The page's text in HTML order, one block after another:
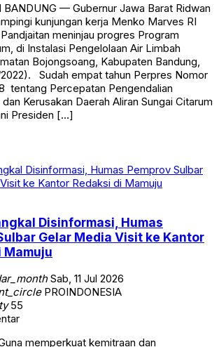
BANDUNG — Gubernur Jawa Barat Ridwan
kunjungan kerja Menko Marves RI
meninjau progres Program
di Instalasi Pengelolaan Air Limbah
Bojongsoang, Kabupaten Bandung,
Sudah empat tahun Perpres Nomor
tentang Percepatan Pengendalian
Kerusakan Daerah Aliran Sungai Citarum
Presiden […]
Disinformasi, Humas
Gelar Media Visit ke Kantor
Mamuju
Sab, 11 Jul 2026
PROINDONESIA
55
memperkuat kemitraan dan